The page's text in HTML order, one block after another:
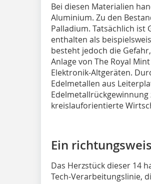
Bei diesen Materialien
Aluminium. Zu den
Palladium. Tatsächlich ist
enthalten als
besteht jedoch die
Anlage von The Royal
Elektronik-Altgeräten.
Edelmetallen aus
kreislauforientierte
Ein
Das Herzstück dieser 14
Tech-Verarbeitungslinie,